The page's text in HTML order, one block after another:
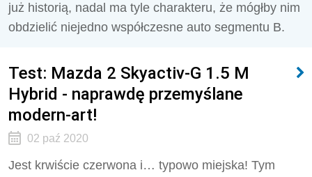
już historią, nadal ma tyle charakteru, że mógłby nim
obdzielić niejedno współczesne auto segmentu B.
Test: Mazda 2 Skyactiv-G 1.5 M
Hybrid - naprawdę przemyślane
modern-art!
02 paź 2020
Jest krwiście czerwona i… typowo miejska! Tym